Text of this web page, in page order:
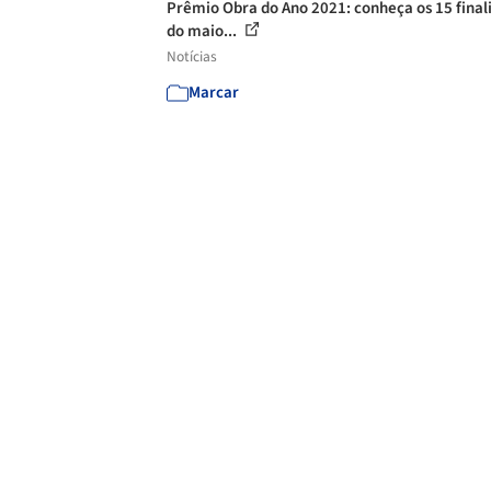
Prêmio Obra do Ano 2021: conheça os 15
do maio...
Notícias
Marcar